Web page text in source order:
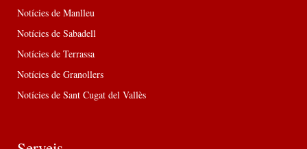
Notícies de Manlleu
Notícies de Sabadell
Notícies de Terrassa
Notícies de Granollers
Notícies de Sant Cugat del Vallès